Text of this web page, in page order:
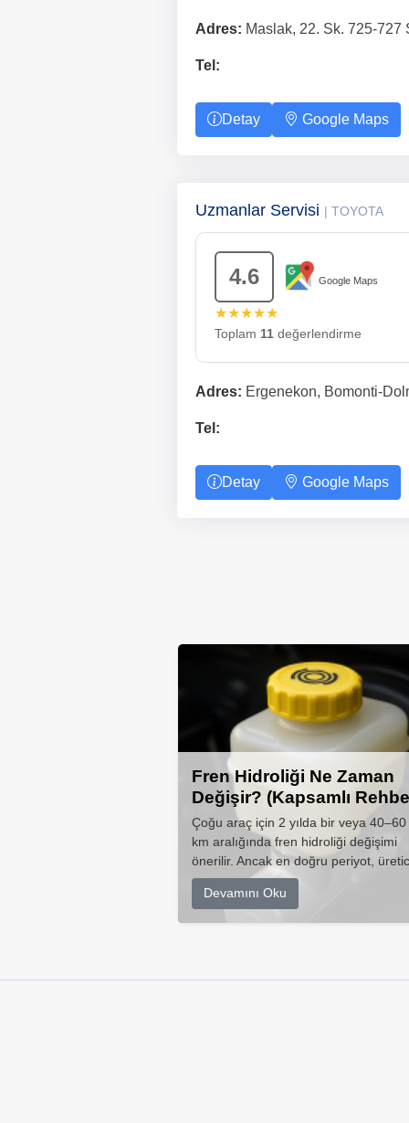
Adres: Maslak, 22. Sk. 725-727
Tel:
Detay Google Maps
Uzmanlar Servisi | TOYOTA
4.6 Google Maps
★★★★★
Toplam 11değerlendirme
Adres: Ergenekon, Bomonti-
Tel:
Detay Google Maps
Fren Hidroliği Ne Zaman
Değişir? (Kapsamlı
Çoğu araç için 2 yılda bir veya 40–60
km aralığında fren hidroliği değişimi
önerilir. Ancak en doğru periyot,
Devamını Oku